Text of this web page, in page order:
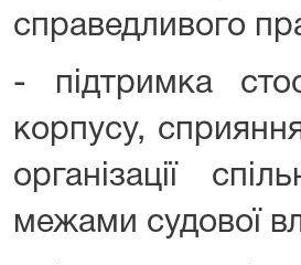
справедливого
- підтримка
корпусу,
організації
межами судової